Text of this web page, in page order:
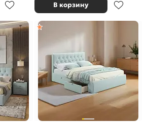
В корзину